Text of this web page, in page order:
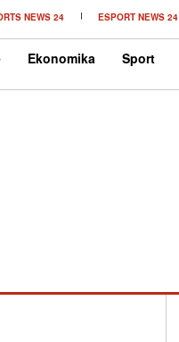
NEWS 24 ESPORT NEWS 24
Ekonomika Sport